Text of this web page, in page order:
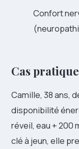
Confort
Cas
Camille, 38 ans,
disponibilité
réveil, eau + 200
clé à jeun, elle